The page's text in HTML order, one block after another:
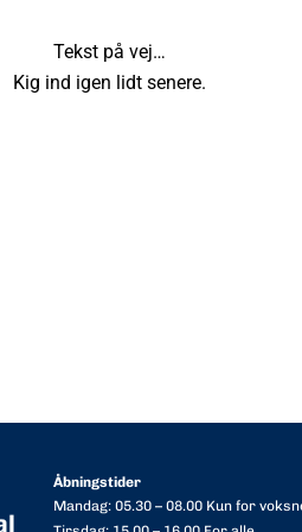
Tekst på vej…
Kig ind igen lidt senere.
Åbningstider
Mandag: 05.30 – 08.00 Kun for